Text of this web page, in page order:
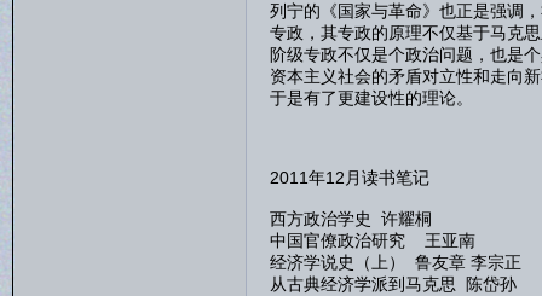
列宁的《国家与革命》也正是强调
专政，其专政的原理不仅基于马克
阶级专政不仅是个政治问题，也是
资本主义社会的矛盾对立性和走向
于是有了更建设性的理论。
2011年12月读书笔记
西方政治学史 许耀桐
中国官僚政治研究 王亚南
经济学说史（上） 鲁友章 李宗正
从古典经济学派到马克思 陈岱孙